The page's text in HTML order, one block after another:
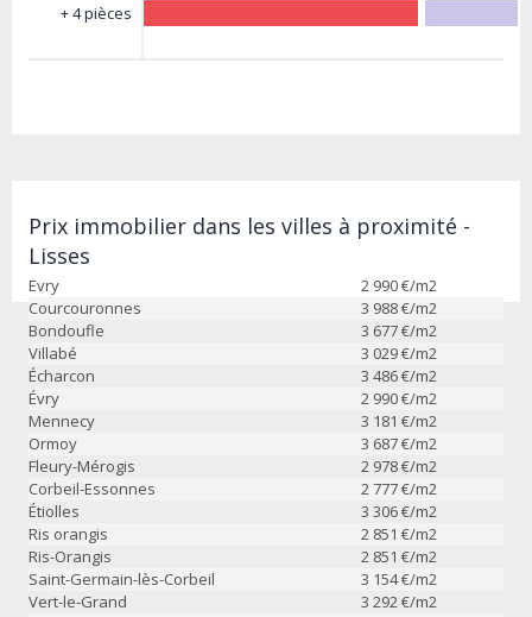
+ 4 pièces
Prix immobilier dans les villes à proximité -
Lisses
Evry 2 990€/m2
Courcouronnes
3 988€/m2
Bondoufle
3 677€/m2
Villabé
3 029€/m2
Écharcon
3 486€/m2
Évry
2 990€/m2
Mennecy
3 181 €/m2
Ormoy
3 687€/m2
Fleury-Mérogis
2 978€/m2
Corbeil-Essonnes
2 777€/m2
Étiolles
3 306€/m2
Ris orangis
2 851 €/m2
Ris-Orangis
2 851 €/m2
Saint-Germain-lès-Corbeil
3 154€/m2
Vert-le-Grand
3 292 €/m2